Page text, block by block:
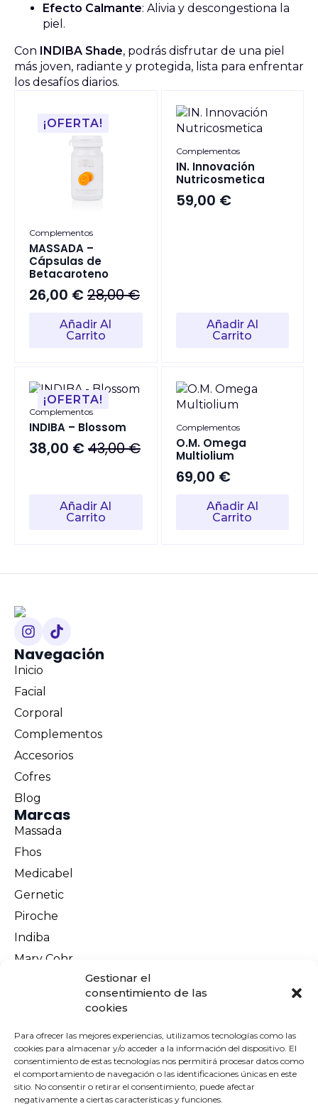
Gestionar el
consentimiento de las
cookies
Para ofrecer las mejores experiencias, utilizamos tecnologías como las
cookies para almacenar y/o acceder a la información del dispositivo. El
consentimiento de estas tecnologías nos permitirá procesar datos como
el comportamiento de navegación o las identificaciones únicas en este
sitio. No consentir o retirar el consentimiento, puede afectar
negativamente a ciertas características y funciones.
Efecto Calmante: Alivia y descongestiona la
piel.
Con INDIBA Shade, podrás disfrutar de una piel
más joven, radiante y protegida, lista para enfrentar
los desafíos diarios.
¡OFERTA!
Complementos
MASSADA –
Cápsulas de
Betacaroteno
28,00€
El
precio
original
26,00 €
El
precio
actual
Añadir Al
Carrito
Complementos
IN. Innovación
Nutricosmetica
59,00 €
Añadir Al
Carrito
¡OFERTA!
Complementos
INDIBA – Blossom
43,00€
El
43,00 €.
38,00 €
El
38,00 €.
Añadir Al
Carrito
Complementos
O.M. Omega
Multiolium
69,00 €
Añadir Al
Carrito
Navegación
Inicio
Facial
Corporal
Complementos
Accesorios
Cofres
Blog
Marcas
Massada
Fhos
Medicabel
Gernetic
Piroche
Indiba
Mary Cohr
Información legal
Política de privacidad
Política de cookies
Terminos y condiciones
Envíos y devoluciones
Pago seguro